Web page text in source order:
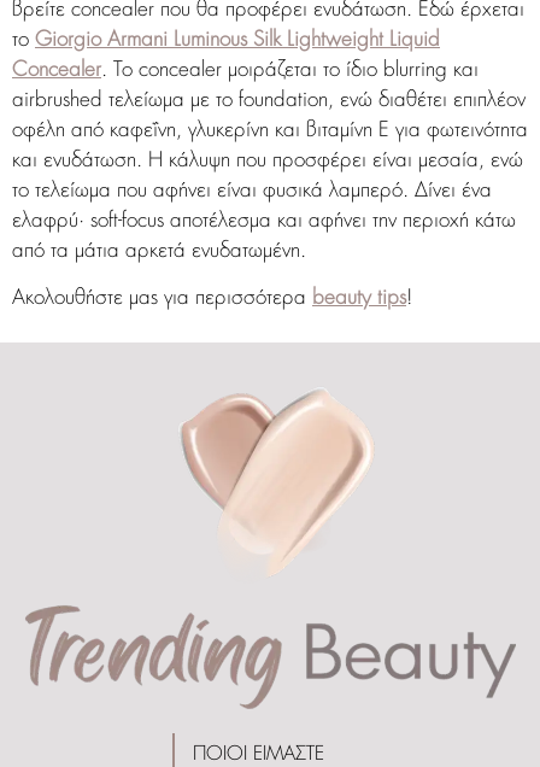
βρείτε concealer που θα προφέρει ενυδάτωση. Εδώ έρχεται
το Giorgio Armani Luminous Silk Lightweight Liquid
Concealer. Το concealer μοιράζεται το ίδιο blurring και
airbrushed τελείωμα με το foundation, ενώ διαθέτει επιπλέον
οφέλη από καφεΐνη, γλυκερίνη και βιταμίνη Ε για φωτεινότητα
και ενυδάτωση. Η κάλυψη που προσφέρει είναι μεσαία, ενώ
το τελείωμα που αφήνει είναι φυσικά λαμπερό. Δίνει ένα
ελαφρύ· soft-focus αποτέλεσμα και αφήνει την περιοχή κάτω
από τα μάτια αρκετά ενυδατωμένη.
Ακολουθήστε μας για περισσότερα beauty tips!
ΠΟΙΟΙ ΕΙΜΑΣΤΕ